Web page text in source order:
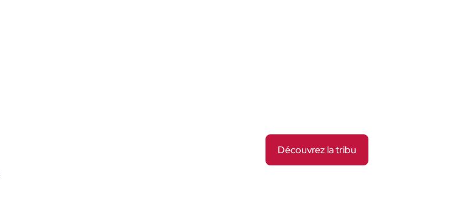
Découvrez la tribu